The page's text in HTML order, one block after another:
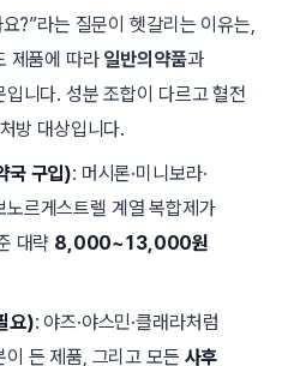
?”라는 질문이 헷갈리는 이유는,
제품에 따라 일반의약품과
입니다. 성분 조합이 다르고 혈전
방 대상입니다.
국 구입): 머시론·미니보라·
노르게스트렐 계열 복합제가
대략 8,000~13,000원
요): 야즈·야스민·클래라처럼
든 제품, 그리고 모든 사후